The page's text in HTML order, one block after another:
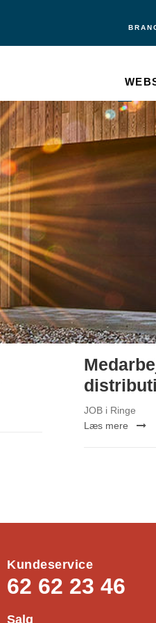
JOB i Ringe
Læs mere
Kundeservice
62 62 23 46
Salg